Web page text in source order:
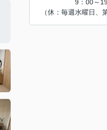
9：00～
（休：毎週水曜日、